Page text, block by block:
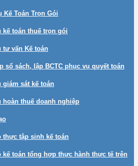
Kế Toán Trọn Gói
kế toán thuế trọn gói
tư vấn Kế toán
sổ sách, lập BCTC phục vụ quyết toán
giám sát kế toán
hoàn thuế doanh nghiệp
thực tập sinh kế toán
kế toán tổng hợp thực hành thực tế trên